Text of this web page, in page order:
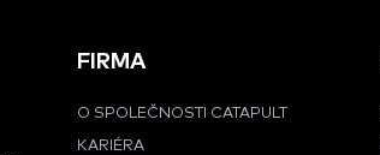
FIRMA
O SPOLEČNOSTI CATAPULT
KARIÉRA